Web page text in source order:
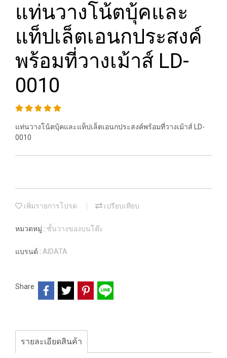
แท่นวางโน้ตบุ้คและ
แท็ปเล็ตเอนกประสงค์
พร้อมที่วางเม้าส์ LD-
0010
แท่นวางโน้ตบุ้คและแท็ปเล็ตเอนกประสงค์พร้อมที่วางเม้าส์ LD-
0010
เพิ่มรายการโปรด เปรียบเทียบ
หมวดหมู่ : ชั้นวางของบนโต๊ะ
แบรนด์ : AIDATA
Share
รายละเอียดสินค้า